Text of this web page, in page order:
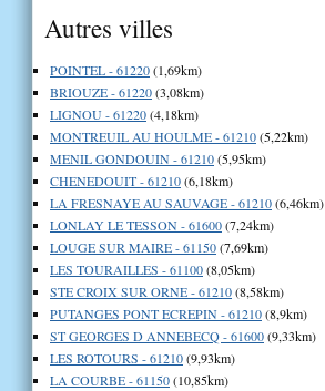
Autres villes
POINTEL - 61220(1,69km)
BRIOUZE - 61220(3,08km)
LIGNOU - 61220(4,18km)
MONTREUIL AU HOULME - 61210(5,22km)
MENIL GONDOUIN - 61210(5,95km)
CHENEDOUIT - 61210(6,18km)
LA FRESNAYE AU SAUVAGE - 61210(6,46km)
LONLAY LE TESSON - 61600(7,24km)
LOUGE SUR MAIRE - 61150(7,69km)
LES TOURAILLES - 61100(8,05km)
STE CROIX SUR ORNE - 61210(8,58km)
PUTANGES PONT ECREPIN - 61210(8,9km)
ST GEORGES D ANNEBECQ - 61600(9,33km)
LES ROTOURS - 61210(9,93km)
LA COURBE - 61150(10,85km)